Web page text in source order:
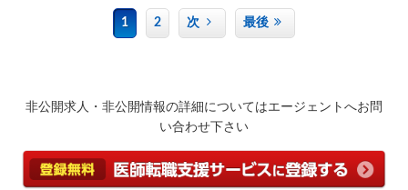
1 2 次 最後
非公開求人・非公開情報の詳細についてはエージェントへお問
い合わせ下さい